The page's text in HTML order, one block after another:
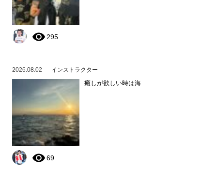
295
2026.08.02 インストラクター
癒しが欲しい時は海
69